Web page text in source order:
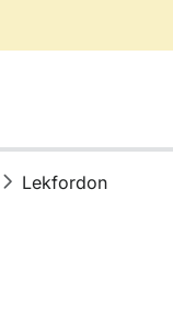
Lekfordon